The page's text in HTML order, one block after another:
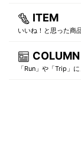
ITEM
いいね！と思った商
COLUMN
「Run」や「Trip」